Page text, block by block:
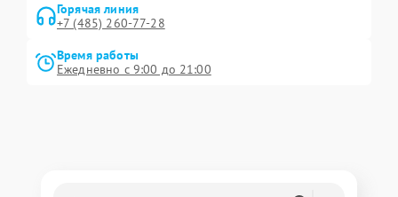
Горячая линия
+7 (485) 260-77-28
Время работы
Ежедневно с 9:00 до 21:00